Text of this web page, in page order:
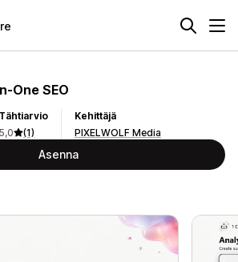
SEO
Tähtiarvio
5,0
(1)
Kehittäjä
PIXELWOLF Media
Asenna